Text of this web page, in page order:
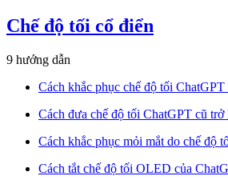
Chế độ tối cổ điển
9 hướng dẫn
Cách khắc phục chế độ tối
Cách đưa chế độ tối ChatGPT cũ trở
Cách khắc phục mỏi mắt do chế độ
Cách tắt chế độ tối OLED của